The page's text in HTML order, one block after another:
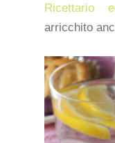
Ricettario
arricchito